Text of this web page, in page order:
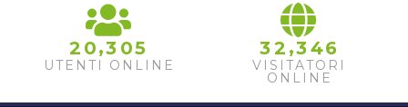
2 0,3 05
UTENTI ONLINE
32 ,346
VISITATORI
ONLINE